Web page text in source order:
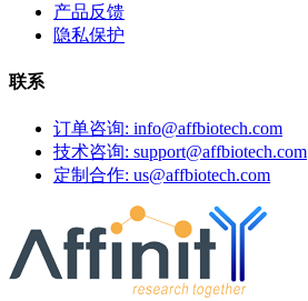
产品反馈
隐私保护
联系
订单咨询: info@affbiotech.com
技术咨询: support@affbiotech.com
定制合作: us@affbiotech.com